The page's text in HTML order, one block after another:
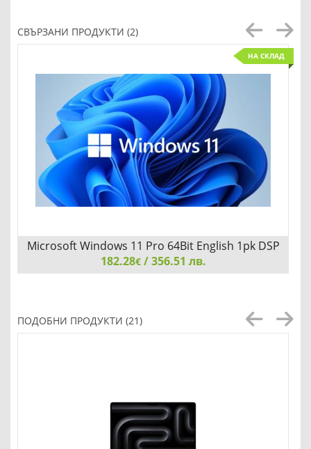
СВЪРЗАНИ ПРОДУКТИ (2)
НА СКЛАД
Добави
Microsoft Windows 11 Pro 64Bit English 1pk DSP
OEI DVD
182.28€/ 356.51 лв.
ПОДОБНИ ПРОДУКТИ (21)